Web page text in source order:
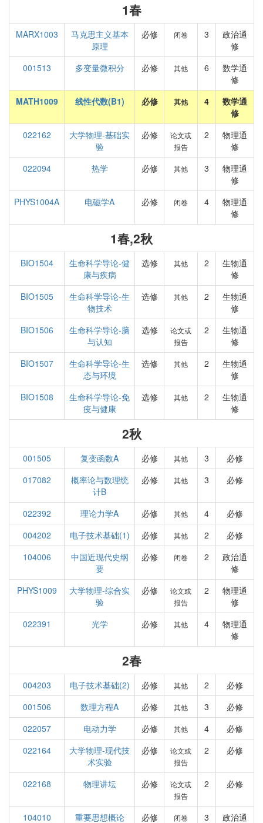
1春
MARX1003
马克思主义基本
原理
必修 闭卷 3
政治通
修
001513
多变量微积分 必修 其他 6
数学通
修
MATH1009
线性代数(B1) 必修 其他 4
数学通
修
022162
大学物理-基础实
验
必修
论文或
报告
2
物理通
修
022094
热学 必修 其他 3
物理通
修
PHYS1004A
电磁学A 必修 闭卷 4
物理通
修
1春,2秋
BIO1504
生命科学导论-健
康与疾病
选修 其他 2
生物通
修
BIO1505
生命科学导论-生
物技术
选修 其他 2
生物通
修
BIO1506
生命科学导论-脑
与认知
选修
论文或
报告
2
生物通
修
BIO1507
生命科学导论-生
态与环境
选修 其他 2
生物通
修
BIO1508
生命科学导论-免
疫与健康
选修 其他 2
生物通
修
2秋
001505 复变函数A 必修 其他 3
必修
017082
概率论与数理统
计B
必修 其他 3 必修
022392 理论力学A 必修 其他 4
必修
004202
电子技术基础(1) 必修 其他 2
必修
104006
中国近现代史纲
要
必修 闭卷 2
政治通
修
PHYS1009
大学物理-综合实
验
必修
论文或
报告
2
物理通
修
022391
光学 必修 其他 4
物理通
修
2春
004203 电子技术基础(2) 必修 其他 2
必修
001506
数理方程A 必修 其他 3
必修
022057
电动力学 必修 其他 4
必修
022164
大学物理-现代技
术实验
必修
论文或
报告
2 必修
022168 物理讲坛 必修
论文或
报告
2 必修
104010 重要思想概论 必修 闭卷 3 政治通